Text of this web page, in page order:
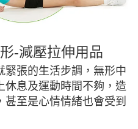
-減壓拉伸用品
緊張的生活步調，無形中
休息及運動時間不夠，造
甚至是心情情緒也會受到